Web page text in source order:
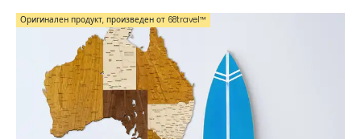
Оригинален продукт, произведен от 68travel™️